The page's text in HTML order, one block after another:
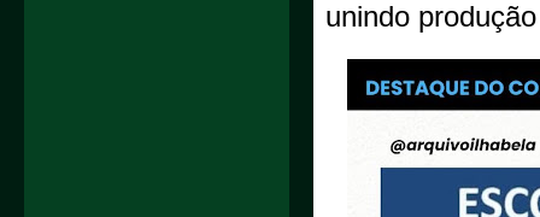
unindo